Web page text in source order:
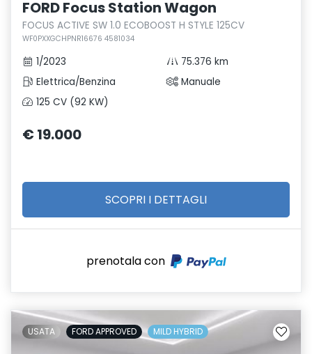
FORD Focus Station Wagon
FOCUS ACTIVE SW 1.0 ECOBOOST H STYLE 125CV
WF0PXXGCHPNR16676 4581034
1/2023
75.376 km
Elettrica/Benzina
Manuale
125 CV (92 KW)
€ 19.000
SCOPRI I DETTAGLI
prenotala con
USATA FORD APPROVED MILD HYBRID